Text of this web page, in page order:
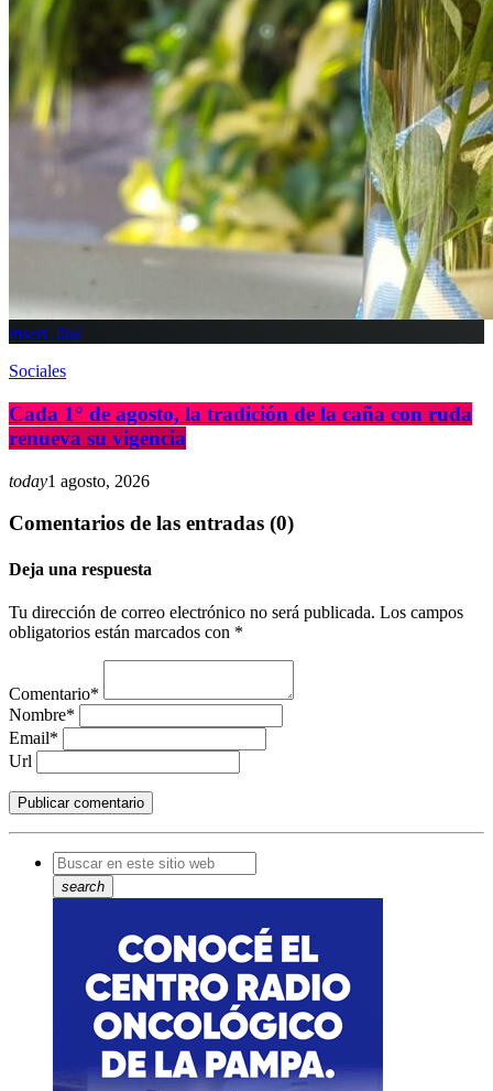
insert_link
Sociales
Cada 1° de agosto, la tradición de la caña con ruda
renueva su vigencia
today1 agosto, 2026
Comentarios de las entradas (0)
Deja una respuesta
Tu dirección de correo electrónico no será publicada. Los campos
obligatorios están marcados con *
Comentario*
Nombre*
Email*
Url
search